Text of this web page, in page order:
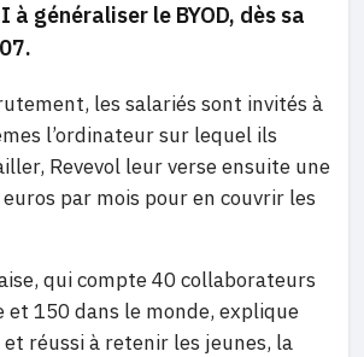
à généraliser le BYOD, dès sa
les salariés sont invités à
l’ordinateur sur lequel ils
Revevol leur verse ensuite une
par mois pour en couvrir les
qui compte 40 collaborateurs
et 150 dans le monde, explique
réussi à retenir les jeunes, la